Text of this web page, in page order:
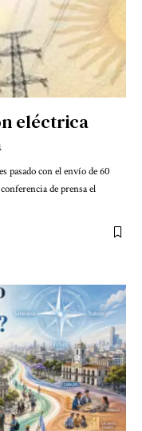
eléctrica
pasado con el envío de 60
de prensa el